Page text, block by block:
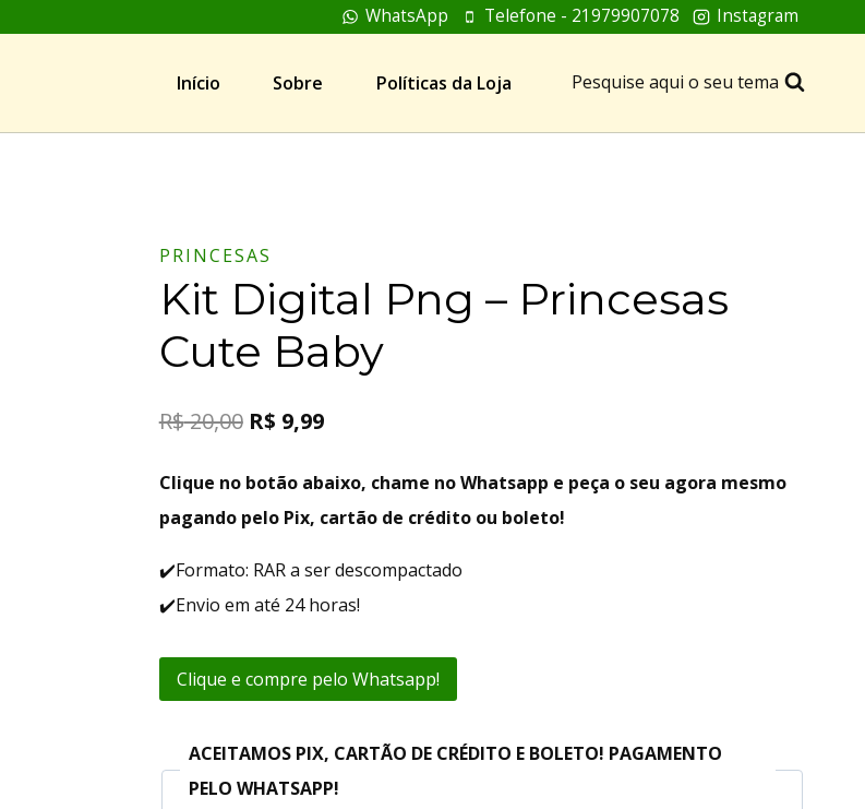
WhatsApp Telefone - 21979907078 Instagram
Início Sobre Políticas da Loja Pesquise aqui o seu tema
PRINCESAS
Kit Digital Png – Princesas
Cute Baby
R$20,00 R$ 9,99
Clique no botão abaixo, chame no Whatsapp e peça o seu agora mesmo
pagando pelo Pix, cartão de crédito ou boleto!
✔️Formato: RAR a ser descompactado
✔️Envio em até 24 horas!
Clique e compre pelo Whatsapp!
ACEITAMOS PIX, CARTÃO DE CRÉDITO E BOLETO! PAGAMENTO
PELO WHATSAPP!